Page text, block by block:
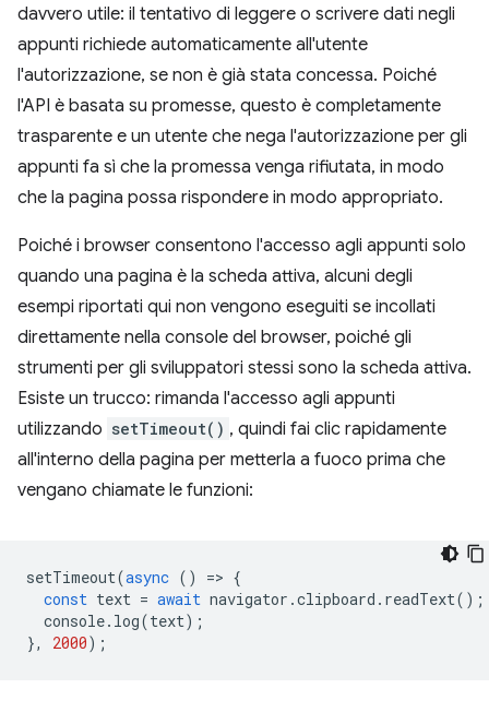
davvero utile: il tentativo di leggere o scrivere dati negli
appunti richiede automaticamente all'utente
l'autorizzazione, se non è già stata concessa. Poiché
l'API è basata su promesse, questo è completamente
trasparente e un utente che nega l'autorizzazione per gli
appunti fa sì che la promessa venga rifiutata, in modo
che la pagina possa rispondere in modo appropriato.
Poiché i browser consentono l'accesso agli appunti solo
quando una pagina è la scheda attiva, alcuni degli
esempi riportati qui non vengono eseguiti se incollati
direttamente nella console del browser, poiché gli
strumenti per gli sviluppatori stessi sono la scheda attiva.
Esiste un trucco: rimanda l'accesso agli appunti
utilizzando setTimeout() , quindi fai clic rapidamente
all'interno della pagina per metterla a fuoco prima che
vengano chiamate le funzioni:
setTimeout(async () => {
const text = await navigator .clipboard . readText();
console. log(text);
},
2000);